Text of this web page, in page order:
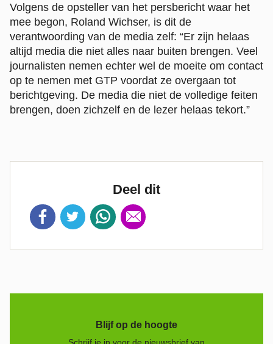
Volgens de opsteller van het persbericht waar het
mee begon, Roland Wichser, is dit de
verantwoording van de media zelf: “Er zijn helaas
altijd media die niet alles naar buiten brengen. Veel
journalisten nemen echter wel de moeite om contact
op te nemen met GTP voordat ze overgaan tot
berichtgeving. De media die niet de volledige feiten
brengen, doen zichzelf en de lezer helaas tekort.”
Deel dit
Blijf op de hoogte